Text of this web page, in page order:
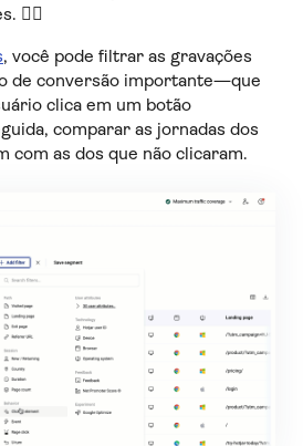
🕵️‍♀️
, você pode filtrar as gravações
de conversão importante—que
clica em um botão
comparar as jornadas dos
com as dos que não clicaram.